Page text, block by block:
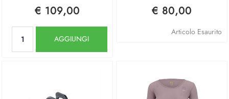
€ 109,00
AGGIUNGI
€ 80,00
Articolo Esaurito